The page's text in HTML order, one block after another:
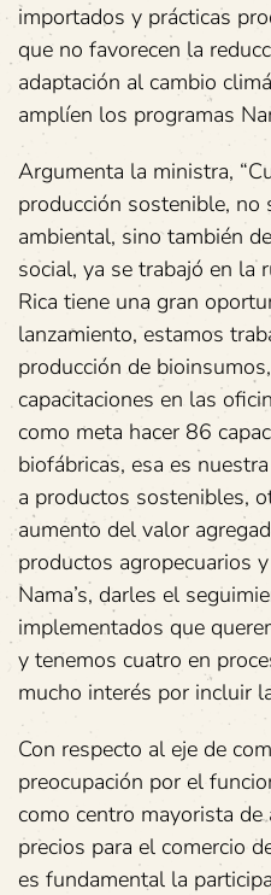
importados y prácticas
que no favorecen la
adaptación al cambio
amplíen los programas
Argumenta la ministra,
producción sostenible,
ambiental, sino también
social, ya se trabajó en la
Rica tiene una gran
lanzamiento, estamos
producción de
capacitaciones en las
como meta hacer 86
biofábricas, esa es
a productos sostenibles,
aumento del valor
productos agropecuarios
Nama’s, darles el
implementados que
y tenemos cuatro en
mucho interés por incluir
Con respecto al eje de
preocupación por el
como centro mayorista
precios para el comercio
es fundamental la